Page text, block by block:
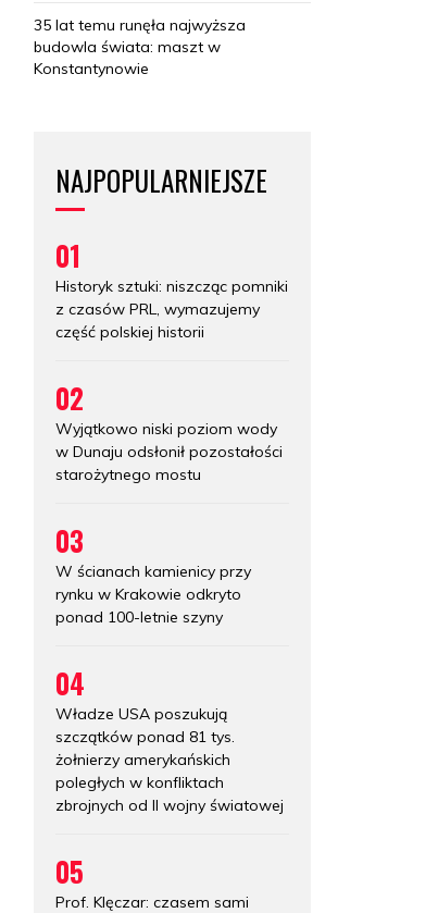
35 lat temu runęła najwyższa
budowla świata: maszt w
Konstantynowie
NAJPOPULARNIEJSZE
01
Historyk sztuki: niszcząc pomniki
z czasów PRL, wymazujemy
część polskiej historii
02
Wyjątkowo niski poziom wody
w Dunaju odsłonił pozostałości
starożytnego mostu
03
W ścianach kamienicy przy
rynku w Krakowie odkryto
ponad 100-letnie szyny
04
Władze USA poszukują
szczątków ponad 81 tys.
żołnierzy amerykańskich
poległych w konfliktach
zbrojnych od II wojny światowej
05
Prof. Klęczar: czasem sami